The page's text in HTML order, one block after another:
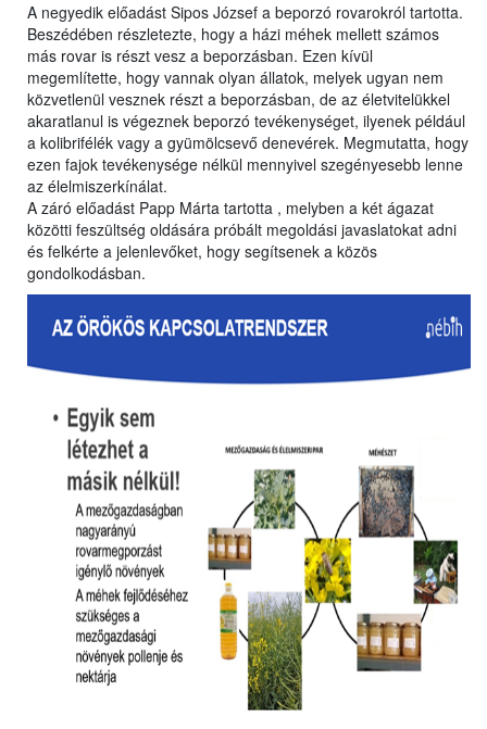
A negyedik előadást Sipos József a beporzó rovarokról tartotta.
Beszédében részletezte, hogy a házi méhek mellett számos
más rovar is részt vesz a beporzásban. Ezen kívül
megemlítette, hogy vannak olyan állatok, melyek ugyan nem
közvetlenül vesznek részt a beporzásban, de az életvitelükkel
akaratlanul is végeznek beporzó tevékenységet, ilyenek például
a kolibrifélék vagy a gyümölcsevő denevérek. Megmutatta, hogy
ezen fajok tevékenysége nélkül mennyivel szegényesebb lenne
az élelmiszerkínálat.
A záró előadást Papp Márta tartotta , melyben a két ágazat
közötti feszültség oldására próbált megoldási javaslatokat adni
és felkérte a jelenlevőket, hogy segítsenek a közös
gondolkodásban.